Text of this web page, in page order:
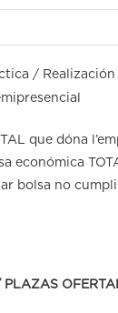
/
que dóna
económica
bolsa no
PLAZAS